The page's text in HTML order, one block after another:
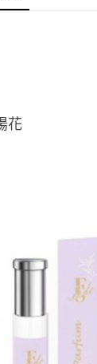
先享後付 」之
圍內提供個人資料
限公司。
額度；若仍有額度不
帳號或使用他人資訊
將有權停止該用戶之
含以上)免運費
含以上)免運
由倉庫統一出貨)
含以上)免運費
陽花